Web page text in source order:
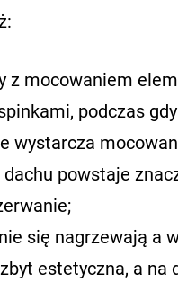
z mocowaniem
podczas
wystarcza
powstaje
się nagrzewają a
estetyczna, a